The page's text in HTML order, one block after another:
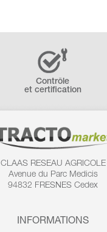
Contrôle
et certification
CLAAS RESEAU AGRICOLE
Avenue du Parc Medicis
94832 FRESNES Cedex
INFORMATIONS